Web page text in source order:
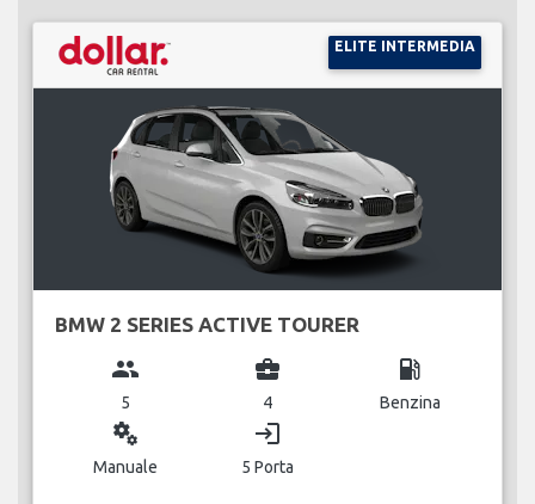
ELITE INTERMEDIA
BMW 2 SERIES ACTIVE TOURER
group
5
business_center
4
local_gas_station
Benzina
miscellaneous_services
Manuale
login
5 Porta